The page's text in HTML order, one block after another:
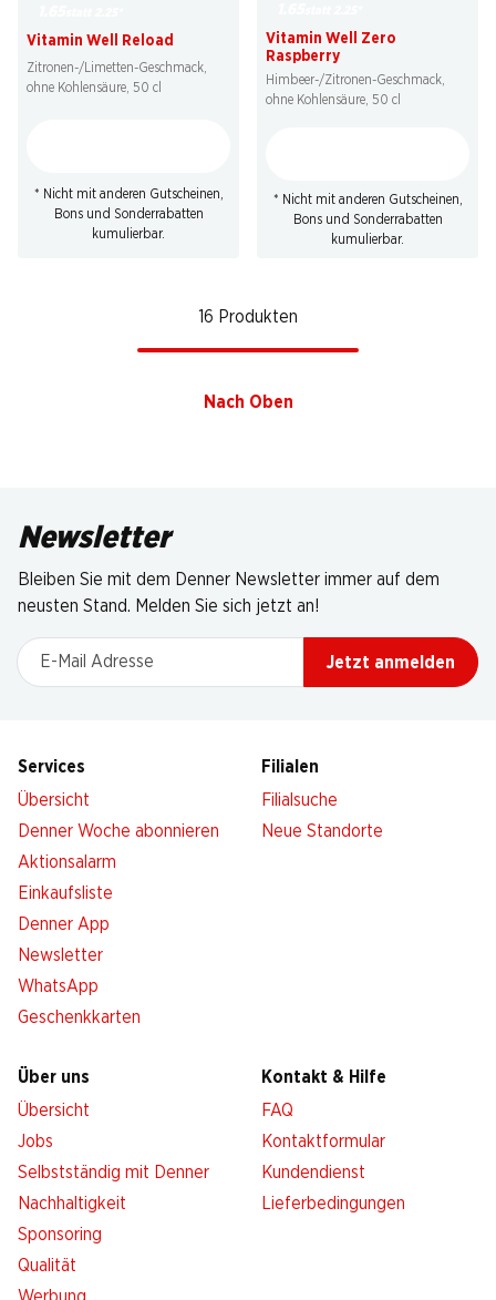
Vitamin Well Reload
Zitronen-/Limetten-Geschmack,
ohne Kohlensäure, 50 cl
* Nicht mit anderen Gutscheinen,
Bons und Sonderrabatten
kumulierbar.
Vitamin Well Zero
Raspberry
Himbeer-/Zitronen-Geschmack,
ohne Kohlensäure, 50 cl
* Nicht mit anderen Gutscheinen,
Bons und Sonderrabatten
kumulierbar.
16 Produkten
Nach Oben
Newsletter
Bleiben Sie mit dem Denner Newsletter immer auf dem
neusten Stand. Melden Sie sich jetzt an!
E-Mail Adresse
Jetzt anmelden
Services
Übersicht
Denner Woche abonnieren
Aktionsalarm
Einkaufsliste
Denner App
Newsletter
WhatsApp
Geschenkkarten
Filialen
Filialsuche
Neue Standorte
Über uns
Übersicht
Jobs
Selbstständig mit Denner
Nachhaltigkeit
Sponsoring
Qualität
Kontakt & Hilfe
FAQ
Kontaktformular
Kundendienst
Lieferbedingungen